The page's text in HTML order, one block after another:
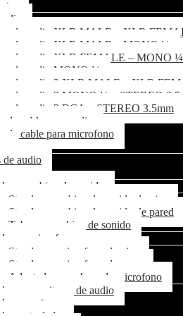
de audio XLR MALE – XLR
de audio XLR MALE – MONO ¼
de audio XLR FEMALE – MONO ¼
de audio MONO ¼
de audio 2 XLR MALE – XLR
de audio 2 MONO ¼ – STEREO
de audio 2 RCA – STEREO 3.5mm
de cable para audio
de cable para microfono
de audio
para cabina de sonido
Stand para cabina de sonido de piso
Stand para cabina de sonido de pared
Tubo para cabina de sonido
para microfono
Stand para microfono de piso
Stand para microfono de mesa
Adaptador para base de microfono
para monitores de audio
para guitarra